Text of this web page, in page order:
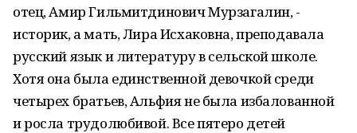
отец, Амир Гильмитдинович Мурзагалин, -
историк, а мать, Лира Исхаковна, преподавала
русский язык и литературу в сельской школе.
Хотя она была единственной девочкой среди
четырех братьев, Альфия не была избалованной
и росла трудолюбивой. Все пятеро детей